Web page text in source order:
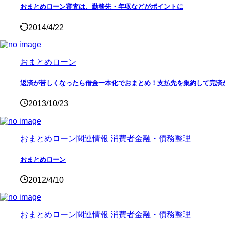
おまとめローン審査は、勤務先・年収などがポイントに
2014/4/22
おまとめローン
返済が苦しくなったら借金一本化でおまとめ！支払先を集約して完済
2013/10/23
おまとめローン関連情報 消費者金融・債務整理
おまとめローン
2012/4/10
おまとめローン関連情報 消費者金融・債務整理